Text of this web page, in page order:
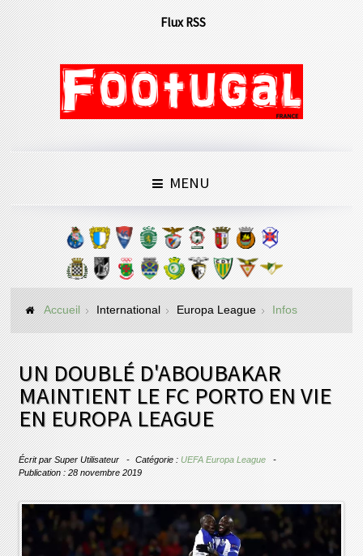
Flux RSS
MENU
Accueil International Europa League Infos
UN DOUBLÉ D'ABOUBAKAR
MAINTIENT LE FC PORTO EN VIE
EN EUROPA LEAGUE
Écrit parSuper Utilisateur Catégorie :UEFA Europa League
Publication : 28 novembre 2019